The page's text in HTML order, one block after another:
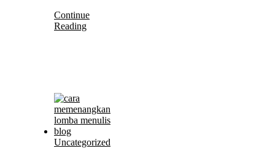
Continue
Reading
Uncategorized